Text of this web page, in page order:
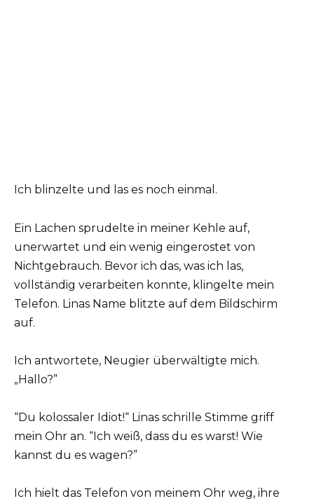
Ich blinzelte und las es noch einmal.
Ein Lachen sprudelte in meiner Kehle auf,
unerwartet und ein wenig eingerostet von
Nichtgebrauch. Bevor ich das, was ich las,
vollständig verarbeiten konnte, klingelte mein
Telefon. Linas Name blitzte auf dem Bildschirm
auf.
Ich antwortete, Neugier überwältigte mich.
„Hallo?”
“Du kolossaler Idiot!“ Linas schrille Stimme griff
mein Ohr an. “Ich weiß, dass du es warst! Wie
kannst du es wagen?”
Ich hielt das Telefon von meinem Ohr weg, ihre